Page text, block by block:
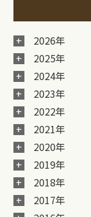
2026年
2025年
2024年
2023年
2022年
2021年
2020年
2019年
2018年
2017年